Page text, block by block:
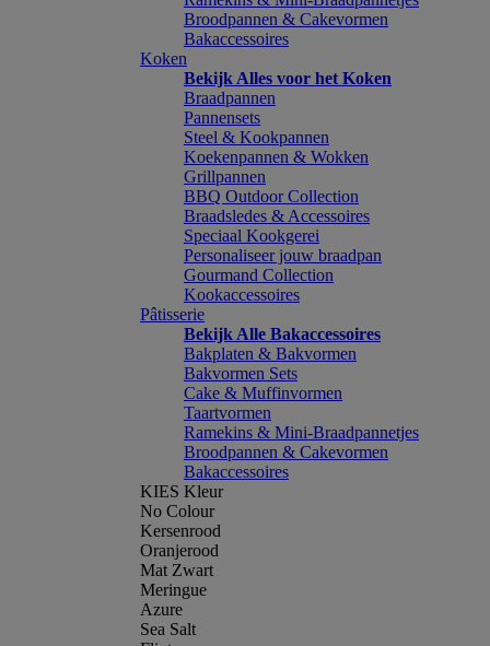
Broodpannen & Cakevormen
Bakaccessoires
Koken
Bekijk Alles voor het Koken
Braadpannen
Pannensets
Steel & Kookpannen
Koekenpannen & Wokken
Grillpannen
BBQ Outdoor Collection
Braadsledes & Accessoires
Speciaal Kookgerei
Personaliseer jouw braadpan
Gourmand Collection
Kookaccessoires
Pâtisserie
Bekijk Alle Bakaccessoires
Bakplaten & Bakvormen
Bakvormen Sets
Cake & Muffinvormen
Taartvormen
Ramekins & Mini-Braadpannetjes
Broodpannen & Cakevormen
Bakaccessoires
KIES Kleur
No Colour
Kersenrood
Oranjerood
Mat Zwart
Meringue
Azure
Sea Salt